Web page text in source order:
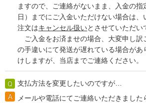
ますので、ご連絡がないまま、入金の指
日）までにご入金いただけない場合は
注文はキャンセル扱いとさせていただい
ご入金をお済ませの場合、大変申し訳
の手違いにて発送が遅れている場合があ
けしますが、当店までご連絡ください。
支払方法を変更したいのですが…
メールや電話にてご連絡いただきまし